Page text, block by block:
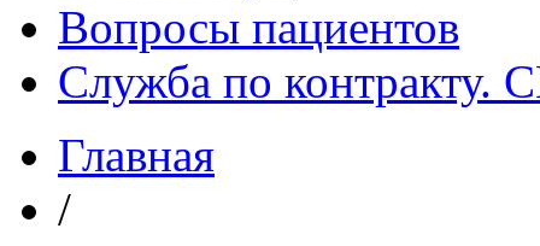
Вопросы пациентов
Служба по контракту.
Главная
/